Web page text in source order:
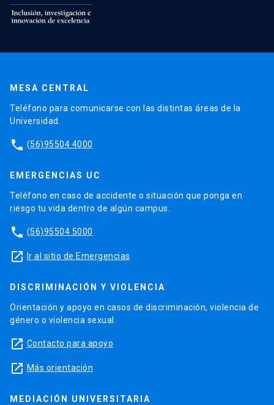
MESA CENTRAL
Teléfono para comunicarse con las distintas áreas de la
Universidad.
phone (56)95504 4000
EMERGENCIAS UC
Teléfono en caso de accidente o situación que ponga en
riesgo tu vida dentro de algún campus.
phone (56)95504 5000
launch Ir al sitio de Emergencias
DISCRIMINACIÓN Y VIOLENCIA
Orientación y apoyo en casos de discriminación, violencia de
género o violencia sexual.
launch Contacto para apoyo
launch Más orientación
MEDIACIÓN UNIVERSITARIA